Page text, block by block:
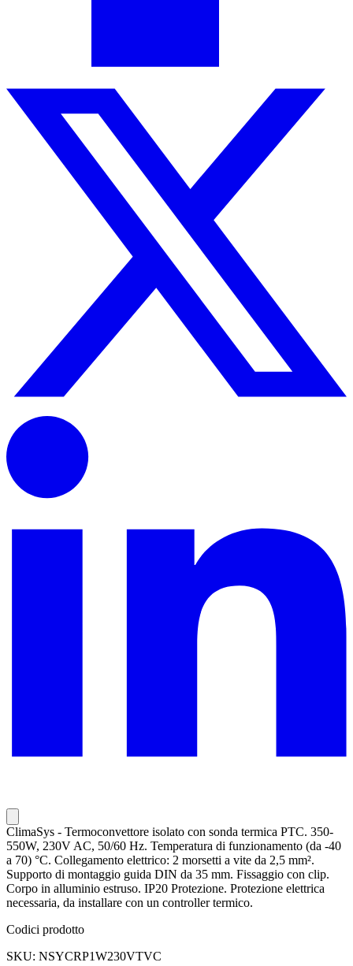
ClimaSys - Termoconvettore isolato con sonda termica PTC. 350-
550W, 230V AC, 50/60 Hz. Temperatura di funzionamento (da -40
a 70) °C. Collegamento elettrico: 2 morsetti a vite da 2,5 mm².
Supporto di montaggio guida DIN da 35 mm. Fissaggio con clip.
Corpo in alluminio estruso. IP20 Protezione. Protezione elettrica
necessaria, da installare con un controller termico.
Codici prodotto
SKU: NSYCRP1W230VTVC